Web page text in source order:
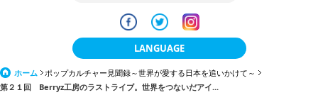
LANGUAGE
日本語
ホーム
ポップカルチャー見聞録～世界が愛する日本を追いかけて～
第２１回 Berryz工房のラストライブ。世界をつないだアイ...